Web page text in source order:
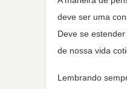
deve ser uma
Deve se
de nossa vida
Lembrando